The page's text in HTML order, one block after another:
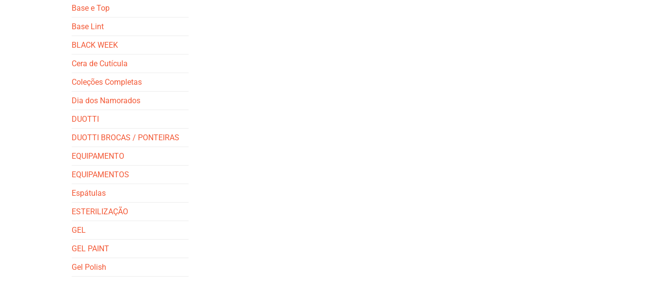
Base e Top
Base Lint
BLACK WEEK
Cera de Cutícula
Coleções Completas
Dia dos Namorados
DUOTTI
DUOTTI BROCAS / PONTEIRAS
EQUIPAMENTO
EQUIPAMENTOS
Espátulas
ESTERILIZAÇÃO
GEL
GEL PAINT
Gel Polish